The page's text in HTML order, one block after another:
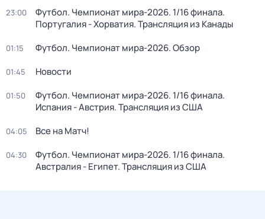
23:00
Футбол. Чемпионат мира-2026. 1/16 финала.
Португалия - Хорватия. Трансляция из Канады
01:15 Футбол. Чемпионат мира-2026. Обзор
01:45 Новости
01:50
Футбол. Чемпионат мира-2026. 1/16 финала.
Испания - Австрия. Трансляция из США
04:05 Все на Матч!
04:30
Футбол. Чемпионат мира-2026. 1/16 финала.
Австралия - Египет. Трансляция из США